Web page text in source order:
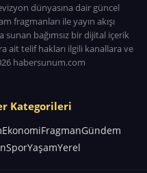
dünyasına dair güncel
fragmanları ile yayın akışı
sunan bağımsız bir dijital içerik
ait telif hakları ilgili kanallara ve
habersunum.com
Kategorileri
EkonomiFragmanGündem
SporYaşamYerel